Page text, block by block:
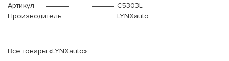
Артикул
C5303L
Производитель
LYNXauto
Все товары «LYNXauto»